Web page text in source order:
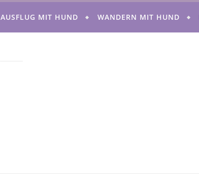
AUSFLUG MIT HUND WANDERN MIT HUND